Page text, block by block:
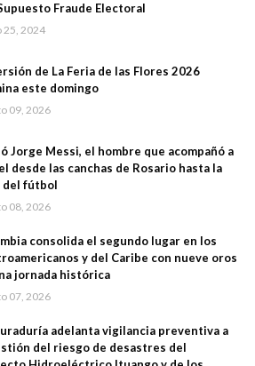
Fraude Electoral
25, 2024
de La Feria de las Flores 2026
este domingo
09, 2026
Jorge Messi, el hombre que acompañó a
desde las canchas de Rosario hasta la
del fútbol
08, 2026
consolida el segundo lugar en los
y del Caribe con nueve oros
jornada histórica
07, 2026
adelanta vigilancia preventiva a
del riesgo de desastres del